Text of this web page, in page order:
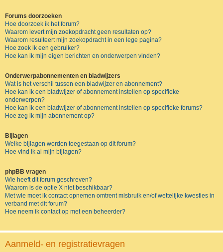
Forums doorzoeken
Hoe doorzoek ik het forum?
Waarom levert mijn zoekopdracht geen resultaten op?
Waarom resulteert mijn zoekopdracht in een lege pagina?
Hoe zoek ik een gebruiker?
Hoe kan ik mijn eigen berichten en onderwerpen vinden?
Onderwerpabonnementen en bladwijzers
Wat is het verschil tussen een bladwijzer en abonnement?
Hoe kan ik een bladwijzer of abonnement instellen op specifieke
onderwerpen?
Hoe kan ik een bladwijzer of abonnement instellen op specifieke forums?
Hoe zeg ik mijn abonnement op?
Bijlagen
Welke bijlagen worden toegestaan op dit forum?
Hoe vind ik al mijn bijlagen?
phpBB vragen
Wie heeft dit forum geschreven?
Waarom is de optie X niet beschikbaar?
Met wie moet ik contact opnemen omtrent misbruik en/of wettelijke kwesties in
verband met dit forum?
Hoe neem ik contact op met een beheerder?
Aanmeld- en registratievragen